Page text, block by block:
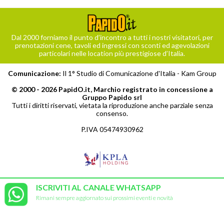
ISCRIVITI AL CANALE WHATSAPP
Rimani sempre aggiornato sui prossimi eventi e novità
Dal 2000 forniamo il punto d’incontro a tutti i nostri visitatori, per
prenotazioni cene, tavoli ed ingressi con sconti ed agevolazioni
particolari nelle location più prestigiose d’Italia.
Comunicazione: Il 1° Studio di Comunicazione d'Italia - Kam Group
© 2000 - 2026 PapidO.it, Marchio registrato in concessione a
Gruppo Papido srl
Tutti i diritti riservati, vietata la riproduzione anche parziale senza
consenso.
P.IVA 05474930962